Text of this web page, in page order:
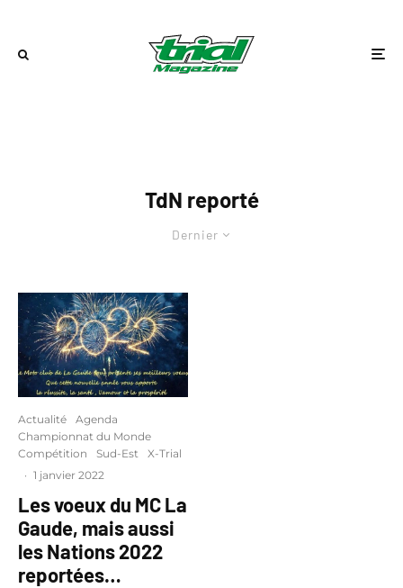
TdN reporté
Dernier
Actualité
Agenda
Championnat du Monde
Compétition
Sud-Est
X-Trial
· 1 janvier 2022
Les voeux du MC La
Gaude, mais aussi
les Nations 2022
reportées…